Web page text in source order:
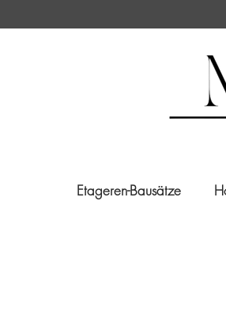
Etageren-Bausätze